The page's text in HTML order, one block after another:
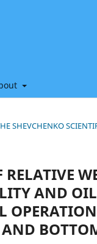
SHEVCHENKO
RELATIVE
AND